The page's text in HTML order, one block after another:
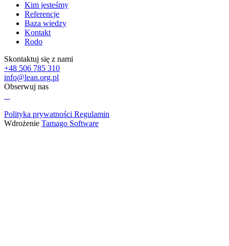
Kim jesteśmy
Referencje
Baza wiedzy
Kontakt
Rodo
Skontaktuj się z nami
+48 506 785 310
info@lean.org.pl
Obserwuj nas
Polityka prywatności Regulamin
Wdrożenie Tamago Software